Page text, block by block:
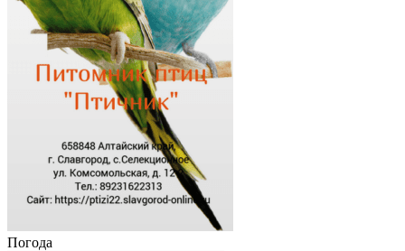
Погода